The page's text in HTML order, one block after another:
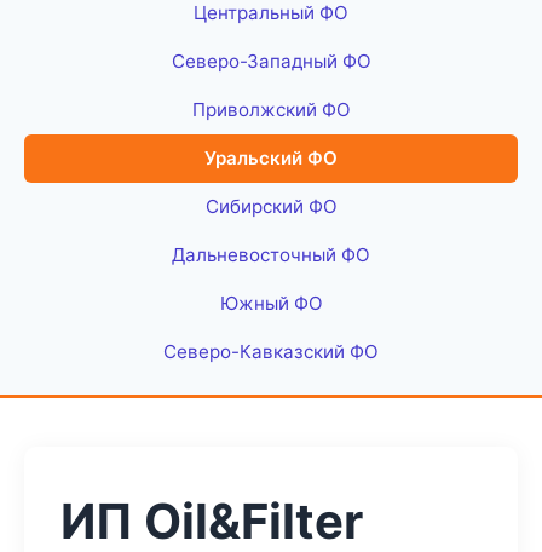
Центральный ФО
Северо-Западный ФО
Приволжский ФО
Уральский ФО
Сибирский ФО
Дальневосточный ФО
Южный ФО
Северо-Кавказский ФО
ИП Oil&Filter